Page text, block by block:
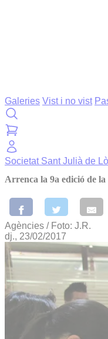
Galeries Vist i no vist
Societat Sant Julià de
Arrenca la 9a edició de
Agències / Foto: J.R.
dj., 23/02/2017